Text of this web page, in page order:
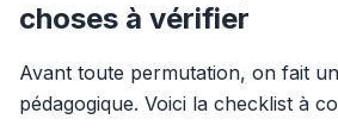
choses à vérifier
Avant toute permutation, on fait
pédagogique. Voici la checklist à